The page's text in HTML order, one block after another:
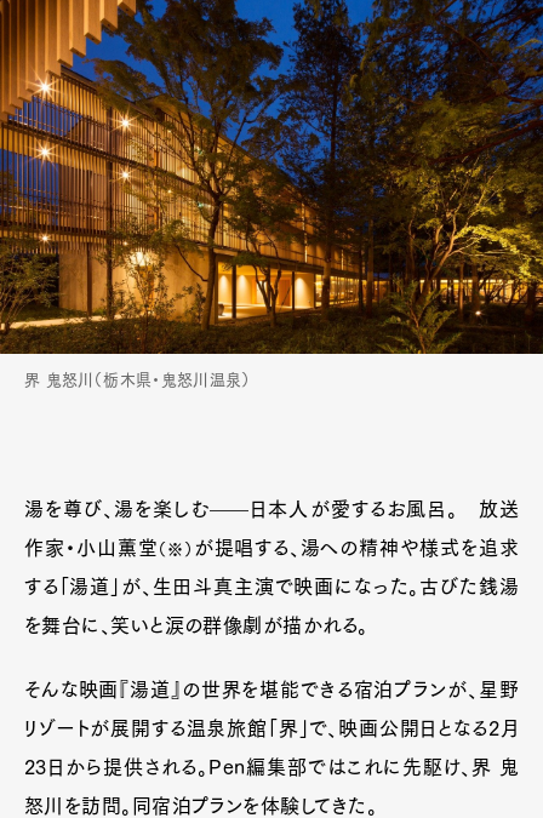
界 鬼怒川（栃木県・鬼怒川温泉）
湯を尊び、湯を楽しむ——日本人が愛するお風呂。 放送
作家・小山薫堂 （※） が提唱する、湯への精神や様式を追求
する「湯道」が、生田斗真主演で映画になった。古びた銭湯
を舞台に、笑いと涙の群像劇が描かれる。
そんな映画『湯道』の世界を堪能できる宿泊プランが、星野
リゾートが展開する温泉旅館「界」で、映画公開日となる2月
23日から提供される。Pen編集部ではこれに先駆け、界 鬼
怒川を訪問。同宿泊プランを体験してきた。